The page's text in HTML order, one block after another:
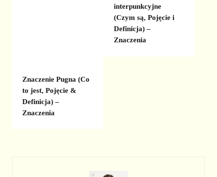
interpunkcyjne
(Czym są, Pojęcie i
Definicja) –
Znaczenia
Znaczenie Pugna (Co
to jest, Pojęcie &
Definicja) –
Znaczenia